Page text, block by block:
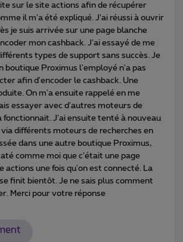
sur le site actions afin de récupérer
il m'a été expliqué. J'ai réussi à ouvrir
je suis arrivée sur une page blanche
mon cashback. J'ai essayé de me
types de support sans succès. Je
boutique Proximus l'employé n'a pas
afin d'encoder le cashback. Une
On m'a ensuite rappelé en me
essayer avec d'autres moteurs de
fonctionnait. J'ai ensuite tenté à nouveau
différents moteurs de recherches en
dans une autre boutique Proximus,
comme moi que c'était une page
actions une fois qu'on est connecté. La
finit bientôt. Je ne sais plus comment
Merci pour votre réponse